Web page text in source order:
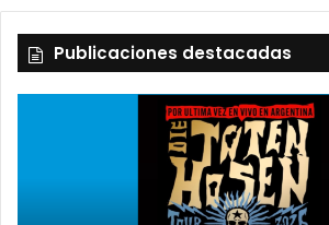
Publicaciones destacadas